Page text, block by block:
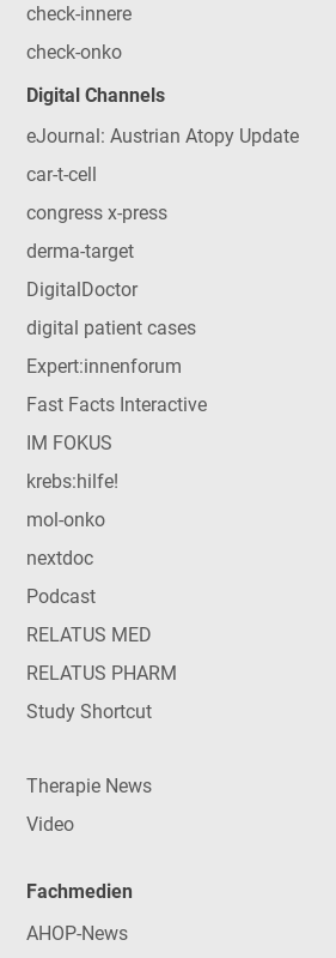
check-innere
check-onko
Digital Channels
eJournal: Austrian Atopy Update
car-t-cell
congress x-press
derma-target
DigitalDoctor
digital patient cases
Expert:innenforum
Fast Facts Interactive
IM FOKUS
krebs:hilfe!
mol-onko
nextdoc
Podcast
RELATUS MED
RELATUS PHARM
Study Shortcut
Therapie News
Video
Fachmedien
AHOP-News